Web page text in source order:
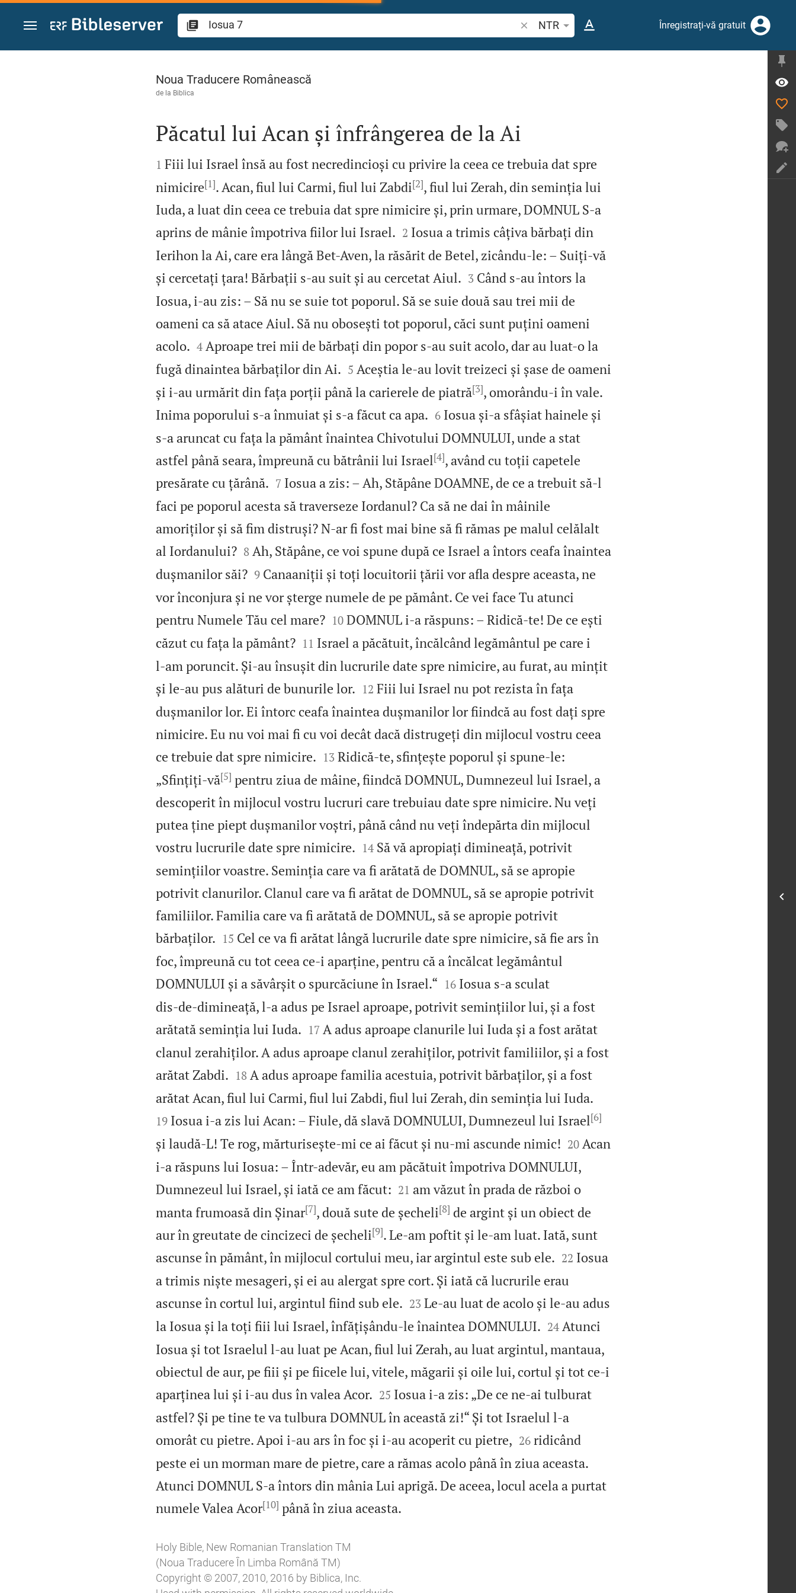
Sari la conținut
Căutați un verset biblic sau un cuvânt
NTR Înregistrați-vă gratuit
Iosua 7
Noua Traducere Românească
de la Biblica

Păcatul lui Acan și înfrângerea de la Ai

1 Fiii lui Israel însă au fost necredincioși cu privire la ceea ce trebuia dat spre
nimicire[1]. Acan, fiul lui Carmi, fiul lui Zabdi[2], fiul lui Zerah, din seminția lui
Iuda, a luat din ceea ce trebuia dat spre nimicire și, prin urmare, DOMNUL S‑a
aprins de mânie împotriva fiilor lui Israel.
2 Iosua a trimis câțiva bărbați din
Ierihon la Ai, care era lângă Bet‑Aven, la răsărit de Betel, zicându‑le: – Suiți‑vă
și cercetați țara! Bărbații s‑au suit și au cercetat Aiul.
3 Când s‑au întors la
Iosua, i‑au zis: – Să nu se suie tot poporul. Să se suie două sau trei mii de
oameni ca să atace Aiul. Să nu obosești tot poporul, căci sunt puțini oameni
acolo.
4 Aproape trei mii de bărbați din popor s‑au suit acolo, dar au luat‑o la
fugă dinaintea bărbaților din Ai.
5 Aceștia le‑au lovit treizeci și șase de oameni
și i‑au urmărit din fața porții până la carierele de piatră[3], omorându‑i în vale.
Inima poporului s‑a înmuiat și s‑a făcut ca apa.
6 Iosua și‑a sfâșiat hainele și
s‑a aruncat cu fața la pământ înaintea Chivotului DOMNULUI, unde a stat
astfel până seara, împreună cu bătrânii lui Israel[4], având cu toții capetele
presărate cu țărână.
7 Iosua a zis: – Ah, Stăpâne DOAMNE, de ce a trebuit să‑l
faci pe poporul acesta să traverseze Iordanul? Ca să ne dai în mâinile
amoriților și să fim distruși? N‑ar fi fost mai bine să fi rămas pe malul celălalt
al Iordanului?
8 Ah, Stăpâne, ce voi spune după ce Israel a întors ceafa înaintea
dușmanilor săi?
9 Canaaniții și toți locuitorii țării vor afla despre aceasta, ne
vor înconjura și ne vor șterge numele de pe pământ. Ce vei face Tu atunci
pentru Numele Tău cel mare?
10 DOMNUL i‑a răspuns: – Ridică‑te! De ce ești
căzut cu fața la pământ?
11 Israel a păcătuit, încălcând legământul pe care i
l‑am poruncit. Și‑au însușit din lucrurile date spre nimicire, au furat, au mințit
și le‑au pus alături de bunurile lor.
12 Fiii lui Israel nu pot rezista în fața
dușmanilor lor. Ei întorc ceafa înaintea dușmanilor lor fiindcă au fost dați spre
nimicire. Eu nu voi mai fi cu voi decât dacă distrugeți din mijlocul vostru ceea
ce trebuie dat spre nimicire.
13 Ridică‑te, sfințește poporul și spune‑le:
„Sfințiți‑vă[5] pentru ziua de mâine, fiindcă DOMNUL, Dumnezeul lui Israel, a
descoperit în mijlocul vostru lucruri care trebuiau date spre nimicire. Nu veți
putea ține piept dușmanilor voștri, până când nu veți îndepărta din mijlocul
vostru lucrurile date spre nimicire.
14 Să vă apropiați dimineață, potrivit
semințiilor voastre. Seminția care va fi arătată de DOMNUL, să se apropie
potrivit clanurilor. Clanul care va fi arătat de DOMNUL, să se apropie potrivit
familiilor. Familia care va fi arătată de DOMNUL, să se apropie potrivit
bărbaților.
15 Cel ce va fi arătat lângă lucrurile date spre nimicire, să fie ars în
foc, împreună cu tot ceea ce‑i aparține, pentru că a încălcat legământul
DOMNULUI și a săvârșit o spurcăciune în Israel.“
16 Iosua s‑a sculat
dis‑de‑dimineață, l‑a adus pe Israel aproape, potrivit semințiilor lui, și a fost
arătată seminția lui Iuda.
17 A adus aproape clanurile lui Iuda și a fost arătat
clanul zerahiților. A adus aproape clanul zerahiților, potrivit familiilor, și a fost
arătat Zabdi.
18 A adus aproape familia acestuia, potrivit bărbaților, și a fost
arătat Acan, fiul lui Carmi, fiul lui Zabdi, fiul lui Zerah, din seminția lui Iuda.
19 Iosua i‑a zis lui Acan: – Fiule, dă slavă DOMNULUI, Dumnezeul lui Israel[6]
și laudă‑L! Te rog, mărturisește‑mi ce ai făcut și nu‑mi ascunde nimic!
20 Acan
i‑a răspuns lui Iosua: – Într-adevăr, eu am păcătuit împotriva DOMNULUI,
Dumnezeul lui Israel, și iată ce am făcut:
21 am văzut în prada de război o
manta frumoasă din Șinar[7], două sute de șecheli[8] de argint și un obiect de
aur în greutate de cincizeci de șecheli[9]. Le‑am poftit și le‑am luat. Iată, sunt
ascunse în pământ, în mijlocul cortului meu, iar argintul este sub ele.
22 Iosua
a trimis niște mesageri, și ei au alergat spre cort. Și iată că lucrurile erau
ascunse în cortul lui, argintul fiind sub ele.
23 Le‑au luat de acolo și le‑au adus
la Iosua și la toți fiii lui Israel, înfățișându‑le înaintea DOMNULUI.
24 Atunci
Iosua și tot Israelul l‑au luat pe Acan, fiul lui Zerah, au luat argintul, mantaua,
obiectul de aur, pe fiii și pe fiicele lui, vitele, măgarii și oile lui, cortul și tot ce‑i
aparținea lui și i‑au dus în valea Acor.
25 Iosua i‑a zis: „De ce ne‑ai tulburat
astfel? Și pe tine te va tulbura DOMNUL în această zi!“ Și tot Israelul l‑a
omorât cu pietre. Apoi i‑au ars în foc și i‑au acoperit cu pietre,
26 ridicând
peste ei un morman mare de pietre, care a rămas acolo până în ziua aceasta.
Atunci DOMNUL S‑a întors din mânia Lui aprigă. De aceea, locul acela a purtat
numele Valea Acor[10] până în ziua aceasta.
Holy Bible, New Romanian Translation TM
(Noua Traducere În Limba Română TM)
Copyright © 2007, 2010, 2016 by Biblica, Inc.